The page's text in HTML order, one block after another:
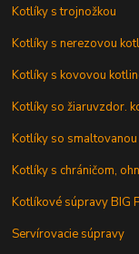
Kotlíky s trojnožkou
Kotlíky s nerezovou
Kotlíky s kovovou
Kotlíky so žiaruvzdor.
Kotlíky so
Kotlíky s chráničom,
Kotlíkové súpravy BIG
Servírovacie súpravy